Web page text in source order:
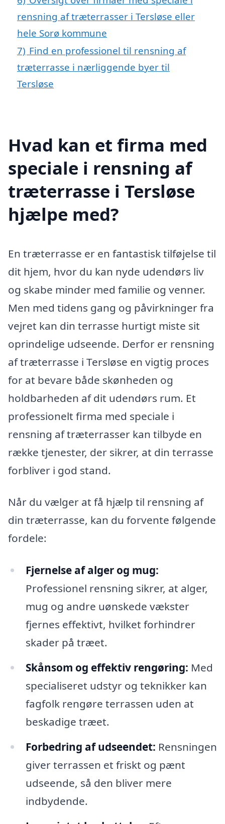
rensning af træterrasser i Tersløse eller
hele Sorø kommune
7) Find en professionel til rensning af
træterrasse i nærliggende byer til
Tersløse
Hvad kan et firma med
speciale i rensning af
træterrasse i Tersløse
hjælpe med?
En træterrasse er en fantastisk tilføjelse til
dit hjem, hvor du kan nyde udendørs liv
og skabe minder med familie og venner.
Men med tidens gang og påvirkninger fra
vejret kan din terrasse hurtigt miste sit
oprindelige udseende. Derfor er rensning
af træterrasse i Tersløse en vigtig proces
for at bevare både skønheden og
holdbarheden af dit udendørs rum. Et
professionelt firma med speciale i
rensning af træterrasser kan tilbyde en
række tjenester, der sikrer, at din terrasse
forbliver i god stand.
Når du vælger at få hjælp til rensning af
din træterrasse, kan du forvente følgende
fordele:
Fjernelse af alger og mug:
Professionel rensning sikrer, at alger,
mug og andre uønskede vækster
fjernes effektivt, hvilket forhindrer
skader på træet.
Skånsom og effektiv rengøring: Med
specialiseret udstyr og teknikker kan
fagfolk rengøre terrassen uden at
beskadige træet.
Forbedring af udseendet: Rensningen
giver terrassen et friskt og pænt
udseende, så den bliver mere
indbydende.